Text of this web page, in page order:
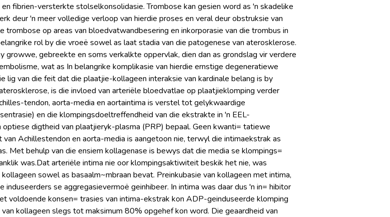
fibrien-versterkte stolselkonsolidasie. Trombose kan gesien word as 'n skadelike
deur 'n meer volledige verloop van hierdie proses en veral deur obstruksie van
trombose op areas van bloedvatwandbesering en inkorporasie van die trombus in
rol by die vroeë sowel as laat stadia van die patogenese van aterosklerose.
gebreekte en soms verkalkte oppervlak, dien dan as grondslag vir verdere
wat as In belangrike komplikasie van hierdie ernstige degeneratiewe
lig van die feit dat die plaatjie-kollageen interaksie van kardinale belang is by
is die invloed van arteriële bloedvatlae op plaatjieklomping verder
tendon, aorta-media en aortaintima is verstel tot gelykwaardige
en die klompingsdoeltreffendheid van die ekstrakte in 'n EEL-
optiese digtheid van plaatjieryk-plasma (PRP) bepaal. Geen kwanti= tatiewe
Achillestendon en aorta-media is aangetoon nie, terwyl die intimaekstrak as
Met behulp van die ensiem kollagenase is bewys dat die media se klompings=
was.Dat arteriële intima nie oor klompingsaktiwiteit beskik het nie, was
sowel as basaalm~mbraan bevat. Preinkubasie van kollageen met intima,
induseerders se aggregasievermoë geinhibeer. In intima was daar dus 'n in= hibitor
voldoende konsen= trasies van intima-ekstrak kon ADP-geinduseerde klomping
kollageen slegs tot maksimum 80% opgehef kon word. Die geaardheid van